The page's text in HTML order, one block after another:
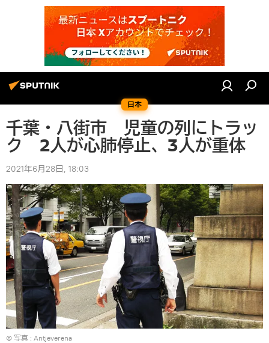
日本
千葉・八街市 児童の列にトラッ
ク 2人が心肺停止、3人が重体
2021年6月28日, 18:03
© 写真 : Antjeverena